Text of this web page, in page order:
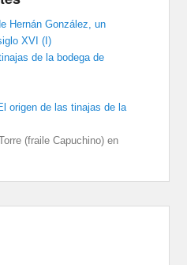
Hernán González, un
XVI (I)
de la bodega de
origen de las tinajas de la
(fraile Capuchino) en